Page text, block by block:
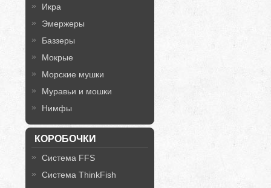
Икра
Эмержеры
Баззеры
Мокрые
Морские мушки
Муравьи и мошки
Нимфы
КОРОБОЧКИ
Система FFS
Система ThinkFish